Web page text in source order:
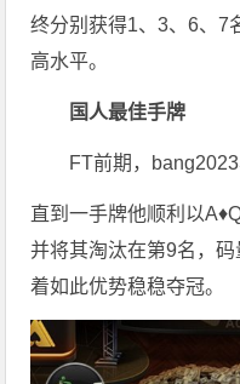
终分别获得1、3、6、7
高水平。
国人最佳手牌
FT前期，
直到一手牌他顺利以
并将其淘汰在第9名，
着如此优势稳稳夺冠。